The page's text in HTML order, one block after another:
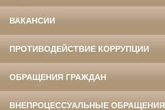
ВАКАНСИИ
ПРОТИВОДЕЙСТВИЕ КОРРУПЦИИ
ОБРАЩЕНИЯ ГРАЖДАН
ВНЕПРОЦЕССУАЛЬНЫЕ ОБРАЩЕНИЯ